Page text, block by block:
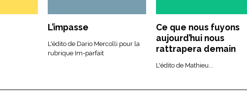
L’impasse
L'édito de Dario Mercolli pour la
rubrique Im-parfait
Ce que nous fuyons
aujourd’hui nous
rattrapera demain
L'édito de Mathieu...